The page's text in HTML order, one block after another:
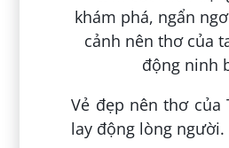
Vẻ đẹp nên thơ của
lay động lòng người.